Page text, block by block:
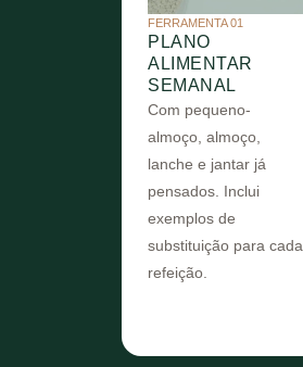
FERRAMENTA 01
PLANO
ALIMENTAR
SEMANAL
Com pequeno-
almoço, almoço,
lanche e jantar já
pensados. Inclui
exemplos de
substituição para cada
refeição.